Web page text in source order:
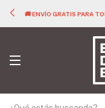
🚚 ENVÍO GRATIS PARA